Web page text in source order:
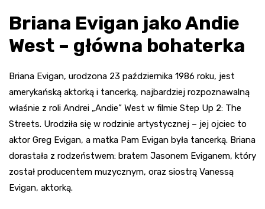
Briana Evigan jako Andie
West – główna bohaterka
Briana Evigan, urodzona 23 października 1986 roku, jest
amerykańską aktorką i tancerką, najbardziej rozpoznawalną
właśnie z roli Andrei „Andie” West w filmie Step Up 2: The
Streets. Urodziła się w rodzinie artystycznej – jej ojciec to
aktor Greg Evigan, a matka Pam Evigan była tancerką. Briana
dorastała z rodzeństwem: bratem Jasonem Eviganem, który
został producentem muzycznym, oraz siostrą Vanessą
Evigan, aktorką.